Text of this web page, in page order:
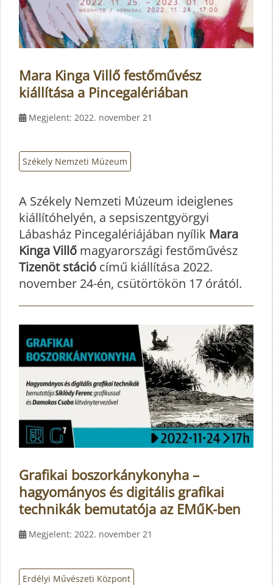
Mara Kinga Villő festőművész
kiállítása a Pincegalériában
Megjelent: 2022. november 21
Székely Nemzeti Múzeum
A Székely Nemzeti Múzeum ideiglenes
kiállítóhelyén, a sepsiszentgyörgyi
Lábasház Pincegalériájában nyílik Mara
Kinga Villő magyarországi festőművész
Tizenöt stáció című kiállítása 2022.
november 24-én, csütörtökön 17 órától.
Grafikai boszorkánykonyha –
hagyományos és digitális grafikai
technikák bemutatója az EMűK-ben
Megjelent: 2022. november 21
Erdélyi Művészeti Központ